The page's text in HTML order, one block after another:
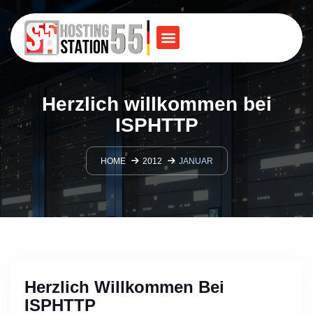
Herzlich willkommen bei
ISPHTTP
HOME 2012 JANUAR
Herzlich Willkommen Bei
ISPHTTP